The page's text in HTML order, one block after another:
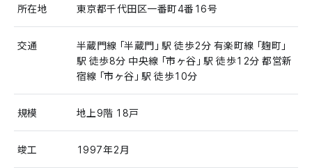
所在地 東京都千代田区一番町4番16号
交通
半蔵門線「半蔵門」駅 徒歩2分 有楽町線「麹町」
駅 徒歩8分 中央線「市ヶ谷」駅 徒歩12分 都営新
宿線「市ヶ谷」駅 徒歩10分
規模 地上9階 18戸
竣工 1997年2月